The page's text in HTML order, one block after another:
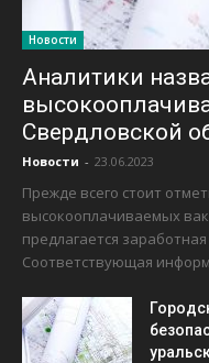
Новости
Аналитики
Свердловской
Новости - 23.06.2023
Прежде всего стоит
высокооплачиваемых
предлагается
Соответствующая